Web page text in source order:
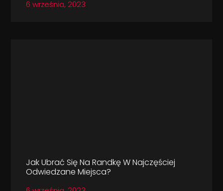
6 września, 2023
Jak Ubrać Się Na Randkę W Najczęściej
Odwiedzane Miejsca?